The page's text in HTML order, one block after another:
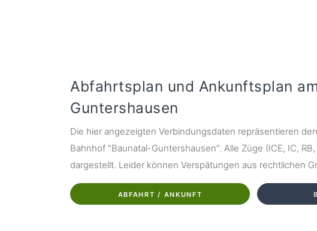
Abfahrtsplan und Ankunftsplan
Guntershausen
Die hier angezeigten Verbindungsdaten repräsentieren
Bahnhof "Baunatal-Guntershausen". Alle Züge (ICE, IC,
dargestellt. Leider können Verspätungen aus rechtlichen
ABFAHRT / ANKUNFT